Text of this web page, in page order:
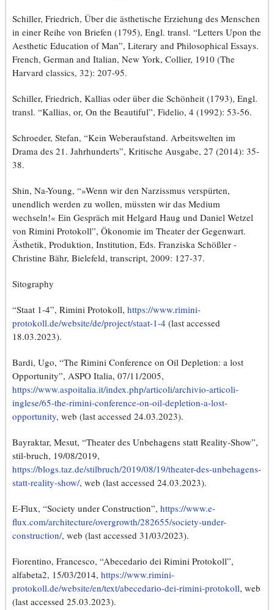
Schiller, Friedrich, Über die ästhetische Erziehung des Menschen
in einer Reihe von Briefen (1795), Engl. transl. “Letters Upon the
Aesthetic Education of Man”, Literary and Philosophical Essays.
French, German and Italian, New York, Collier, 1910 (The
Harvard classics, 32): 207-95.
Schiller, Friedrich, Kallias oder über die Schönheit (1793), Engl.
transl. “Kallias, or, On the Beautiful”, Fidelio, 4 (1992): 53-56.
Schroeder, Stefan, “Kein Weberaufstand. Arbeitswelten im
Drama des 21. Jahrhunderts”, Kritische Ausgabe, 27 (2014): 35-
38.
Shin, Na-Young, “»Wenn wir den Narzissmus verspürten,
unendlich werden zu wollen, müssten wir das Medium
wechseln!« Ein Gespräch mit Helgard Haug und Daniel Wetzel
von Rimini Protokoll”, Ökonomie im Theater der Gegenwart.
Ästhetik, Produktion, Institution, Eds. Franziska Schößler -
Christine Bähr, Bielefeld, transcript, 2009: 127-37.
Sitography
“Staat 1-4”, Rimini Protokoll, https://www.rimini-
protokoll.de/website/de/project/staat-1-4 (last accessed
18.03.2023).
Bardi, Ugo, “The Rimini Conference on Oil Depletion: a lost
Opportunity”, ASPO Italia, 07/11/2005,
https://www.aspoitalia.it/index.php/articoli/archivio-articoli-
inglese/65-the-rimini-conference-on-oil-depletion-a-lost-
opportunity, web (last accessed 24.03.2023).
Bayraktar, Mesut, “Theater des Unbehagens statt Reality-Show”,
stil-bruch, 19/08/2019,
https://blogs.taz.de/stilbruch/2019/08/19/theater-des-unbehagens-
statt-reality-show/, web (last accessed 24.03.2023).
E-Flux, “Society under Construction”, https://www.e-
flux.com/architecture/overgrowth/282655/society-under-
construction/, web (last accessed 31/03/2023).
Fiorentino, Francesco, “Abecedario dei Rimini Protokoll”,
alfabeta2, 15/03/2014, https://www.rimini-
protokoll.de/website/en/text/abecedario-dei-rimini-protokoll, web
(last accessed 25.03.2023).